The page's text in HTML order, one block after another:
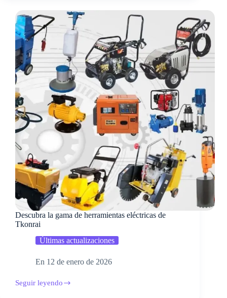
Descubra la gama de herramientas eléctricas de
Tkonrai
Últimas actualizaciones
En 12 de enero de 2026
Seguir leyendo